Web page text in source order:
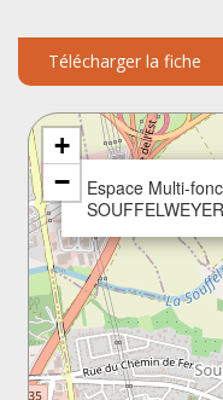
Télécharger la fiche
Espace Multi-
+
−